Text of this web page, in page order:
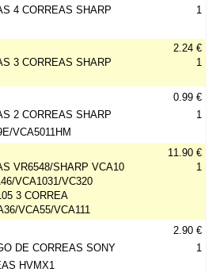
4 CORREAS SHARP
1
3 CORREAS SHARP
2.24 €
1
2 CORREAS SHARP
VCA5011HM
0.99 €
1
VR6548/SHARP VCA10
VCA1031/VC320
3 CORREA
VCA55/VCA111
11.90 €
1
DE CORREAS SONY
HVMX1
2.90 €
1